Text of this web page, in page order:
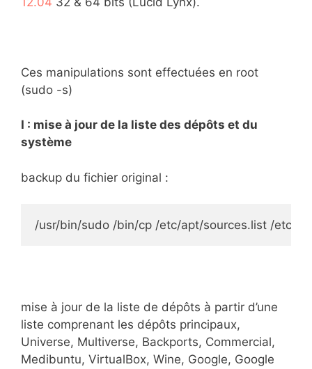
Ces manipulations sont effectuées en root
(sudo -s)
I : mise à jour de la liste des dépôts et du
système
backup du fichier original :
/usr/bin/sudo /bin/cp /etc/apt/sources.list /etc/
mise à jour de la liste de dépôts à partir d’une
liste comprenant les dépôts principaux,
Universe, Multiverse, Backports, Commercial,
Medibuntu, VirtualBox, Wine, Google, Google